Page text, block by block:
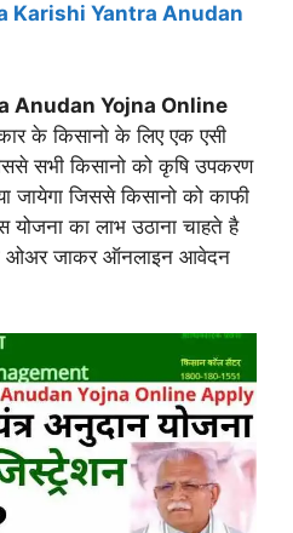
Karishi Yantra Anudan
Anudan Yojna Online
के किसानो के लिए एक एसी
सभी किसानो को कृषि उपकरण
जायेगा जिससे किसानो को काफी
का लाभ उठाना चाहते है
ओअर जाकर ऑनलाइन आवेदन